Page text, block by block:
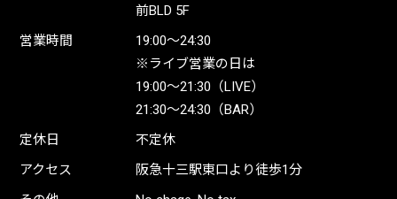
前BLD 5F
営業時間
19:00〜24:30
※ライブ営業の日は
19:00〜21:30（LIVE）
21:30〜24:30（BAR）
定休日
不定休
アクセス
阪急十三駅東口より徒歩1分